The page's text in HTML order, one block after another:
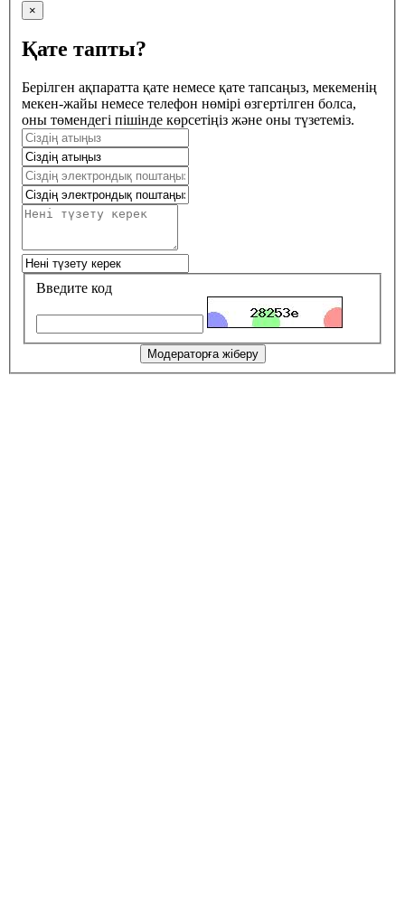
×
Қате тапты?
Берілген ақпаратта қате немесе қате тапсаңыз, мекеменің
мекен-жайы немесе телефон нөмірі өзгертілген болса,
оны төмендегі пішінде көрсетіңіз және оны түзетеміз.
Введите код
Модераторға жіберу